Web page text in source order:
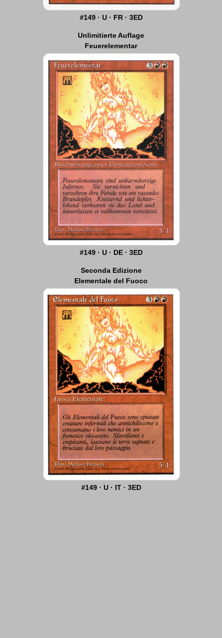
#149 · U · FR · 3ED
Unlimitierte Auflage
Feuerelementar
#149 · U · DE · 3ED
Seconda Edizione
Elementale del Fuoco
#149 · U · IT · 3ED